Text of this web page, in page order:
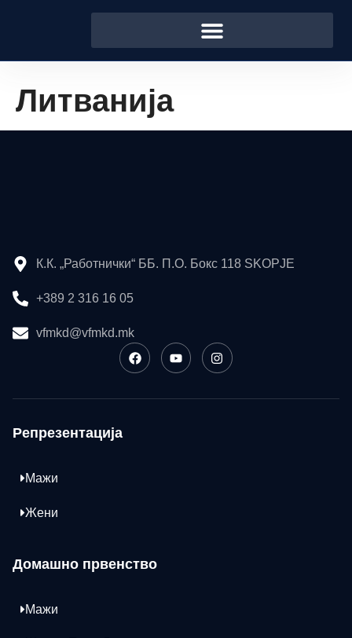
Литванија
К.К. „Работнички“ ББ. П.О. Бокс 118 SKOPJE
+389 2 316 16 05
vfmkd@vfmkd.mk
Репрезентација
Мажи
Жени
Домашно првенство
Мажи